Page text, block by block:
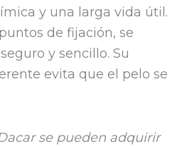
y una larga vida útil.
de fijación, se
y sencillo. Su
evita que el pelo se
se pueden adquirir